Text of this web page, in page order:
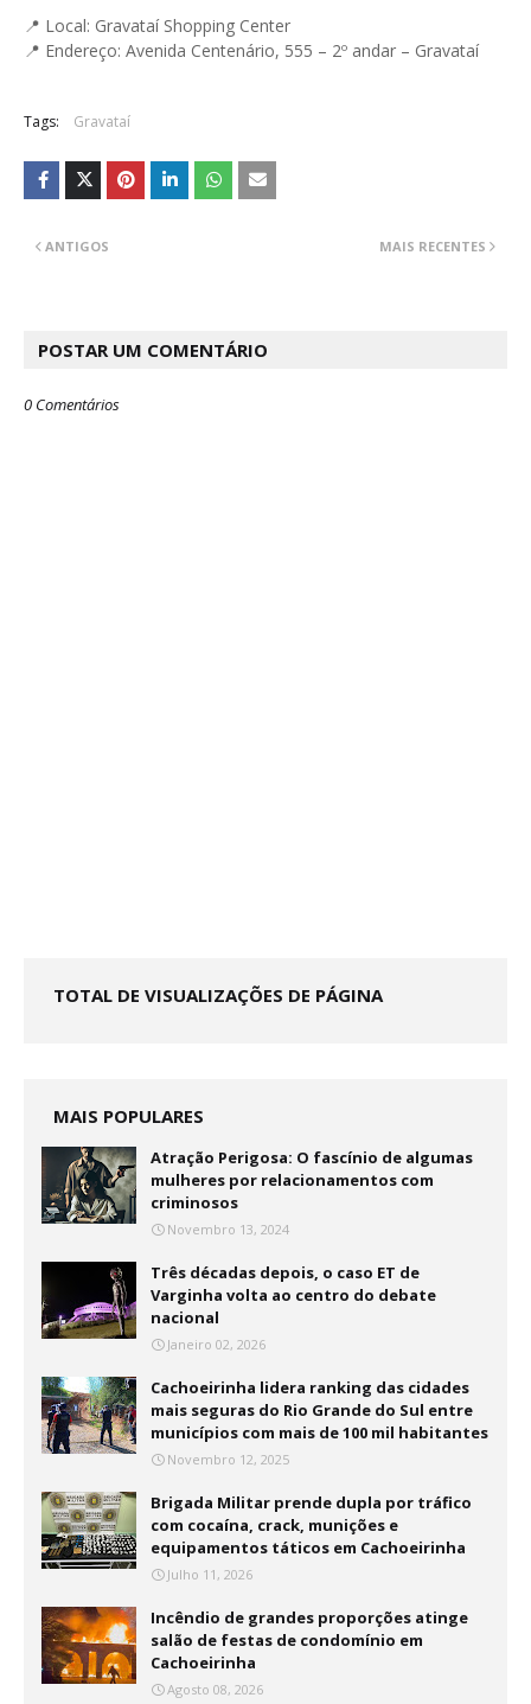
📍 Local: Gravataí Shopping Center
📍 Endereço: Avenida Centenário, 555 – 2º andar – Gravataí
Tags: Gravataí
MAIS RECENTES
ANTIGOS
POSTAR UM COMENTÁRIO
0 Comentários
TOTAL DE VISUALIZAÇÕES DE PÁGINA
MAIS POPULARES
Atração Perigosa: O fascínio de algumas
mulheres por relacionamentos com
criminosos
Novembro 13, 2024
Três décadas depois, o caso ET de
Varginha volta ao centro do debate
nacional
Janeiro 02, 2026
Cachoeirinha lidera ranking das cidades
mais seguras do Rio Grande do Sul entre
municípios com mais de 100 mil habitantes
Novembro 12, 2025
Brigada Militar prende dupla por tráfico
com cocaína, crack, munições e
equipamentos táticos em Cachoeirinha
Julho 11, 2026
Incêndio de grandes proporções atinge
salão de festas de condomínio em
Cachoeirinha
Agosto 08, 2026